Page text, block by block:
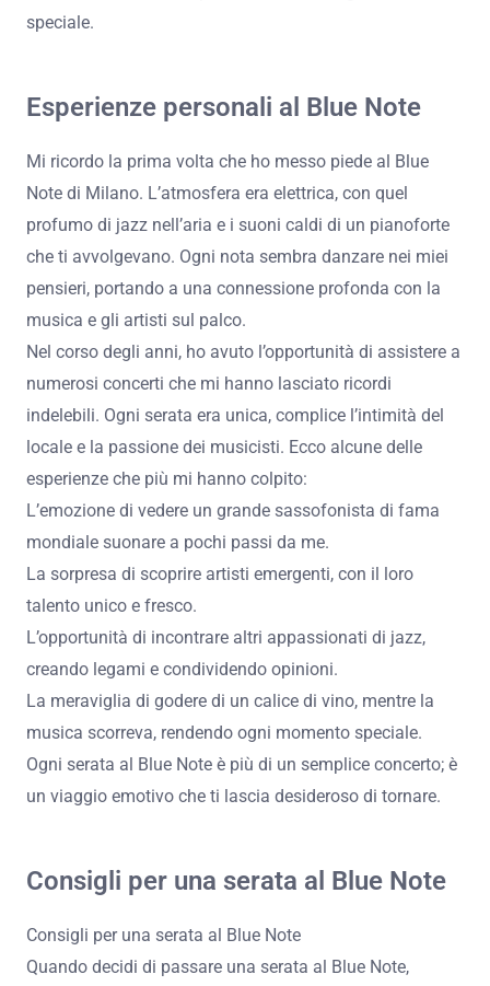
Ogni serata è un viaggio unico, capace di far vibrare le
I dettagli come i tavoli ben disposti e il personale attento
contribuiscono a un’ospitalità che rende ogni serata
speciale.
Esperienze personali al Blue Note
Mi ricordo la prima volta che ho messo piede al Blue
Note di Milano. L’atmosfera era elettrica, con quel
profumo di jazz nell’aria e i suoni caldi di un pianoforte
che ti avvolgevano. Ogni nota sembra danzare nei miei
pensieri, portando a una connessione profonda con la
musica e gli artisti sul palco.
Nel corso degli anni, ho avuto l’opportunità di assistere a
numerosi concerti che mi hanno lasciato ricordi
esperienze che più mi hanno colpito:
L’emozione di vedere un grande sassofonista di fama
mondiale suonare a pochi passi da me.